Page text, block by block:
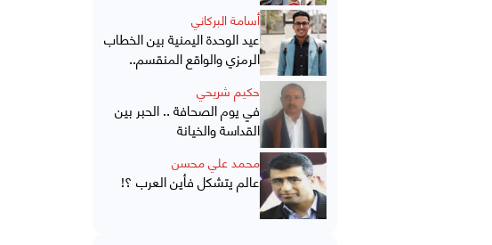
أسامة البركاني
عيد الوحدة اليمنية بين الخطاب
الرمزي والواقع المنقسم..
حكيم شريحي
في يوم الصحافة .. الحبر بين
القداسة والخيانة
محمد علي محسن
عالم يتشكل فأين العرب ؟!